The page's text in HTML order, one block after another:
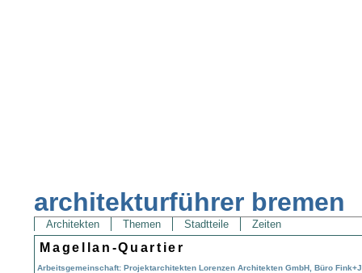
architekturführer bremen
Architekten Themen Stadtteile Zeiten
Magellan-Quartier
Arbeitsgemeinschaft: Projektarchitekten Lorenzen Architekten GmbH, Büro